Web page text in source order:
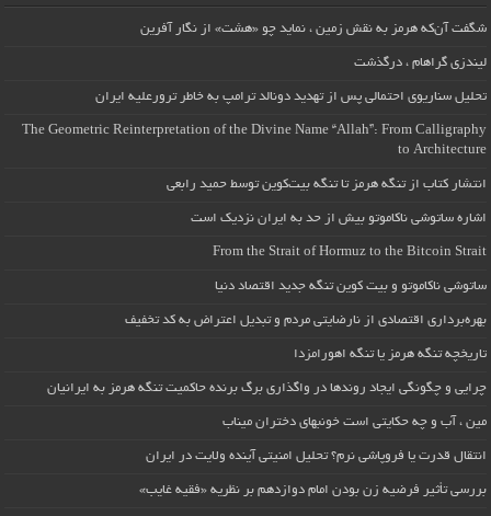
شگفت آن‌که هرمز به نقش زمین ، نماید چو «هشت» از نگار آفرین
لیندزی گراهام ، درگذشت
تحلیل سناریوی احتمالی پس از تهدید دونالد ترامپ به خاطر ترورعلیه ایران
The Geometric Reinterpretation of the Divine Name “Allah”: From Calligraphy
to Architecture
انتشار کتاب از تنگه هرمز تا تنگه بیت‌کوین توسط حمید رابعی
اشاره ساتوشی ناکاموتو بیش از حد به ایران نزدیک است
From the Strait of Hormuz to the Bitcoin Strait
ساتوشی ناکاموتو و بیت کوین تنگه جدید اقتصاد دنیا
بهره‌برداری اقتصادی از نارضایتی مردم و تبدیل اعتراض به کد تخفیف
تاریخچه تنگه هرمز یا تنگه اهورامزدا
چرایی و چگونگی ایجاد روندها در واگذاری برگ برنده حاکمیت تنگه هرمز به ایرانیان
مین ، آب و چه حکایتی است خونبهای دختران میناب
انتقال قدرت یا فروپاشی نرم؟ تحلیل امنیتی آینده ولایت در ایران
بررسی تأثیر فرضیه زن بودن امام دوازدهم بر نظریه «فقیه غایب»